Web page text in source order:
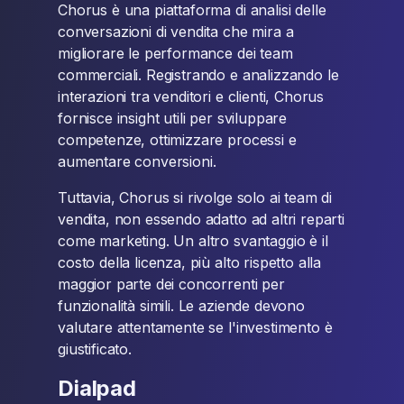
Chorus è una piattaforma di analisi delle
conversazioni di vendita che mira a
migliorare le performance dei team
commerciali. Registrando e analizzando le
interazioni tra venditori e clienti, Chorus
fornisce insight utili per sviluppare
competenze, ottimizzare processi e
aumentare conversioni.
Tuttavia, Chorus si rivolge solo ai team di
vendita, non essendo adatto ad altri reparti
come marketing. Un altro svantaggio è il
costo della licenza, più alto rispetto alla
maggior parte dei concorrenti per
funzionalità simili. Le aziende devono
valutare attentamente se l'investimento è
giustificato.
Dialpad